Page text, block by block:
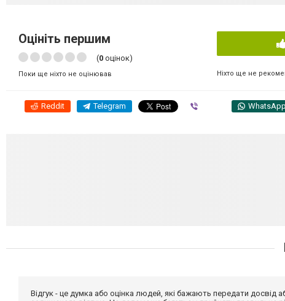
Оцініть першим
(0 оцінок)
Поки ще ніхто не оцінював Ніхто ще не
Reddit Telegram WhatsApp
Відгук - це думка або оцінка людей, які бажають передати